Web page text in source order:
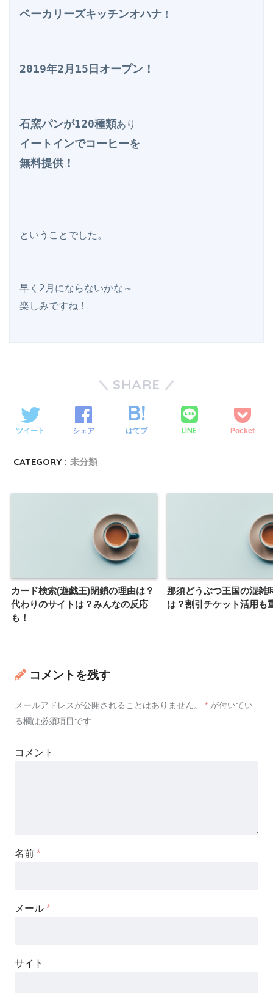
ベーカリーズキッチンオハナ ！
2019年2月15日オープン！
石窯パンが120種類
イートインでコーヒーを
無料提供！
ということでした。
早く2月にならないかな～
SHARE
ツイート シェア はてブ LINE Pocket
CATEGORY : 未分類
カード検索(遊戯王)閉鎖の理由は？
代わりのサイトは？みんなの反応
も！
那須どうぶつ王国の混雑
は？割引チケット活用も
コメントを残す
メールアドレスが公開されることはありません。 * が付いてい
る欄は必須項目です
コメント
名前 *
メール *
サイト